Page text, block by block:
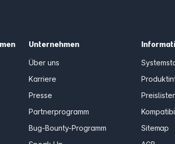
Unternehmen
Über uns
Karriere
Presse
Partnerprogramm
Bug-Bounty-Programm
Sitemap